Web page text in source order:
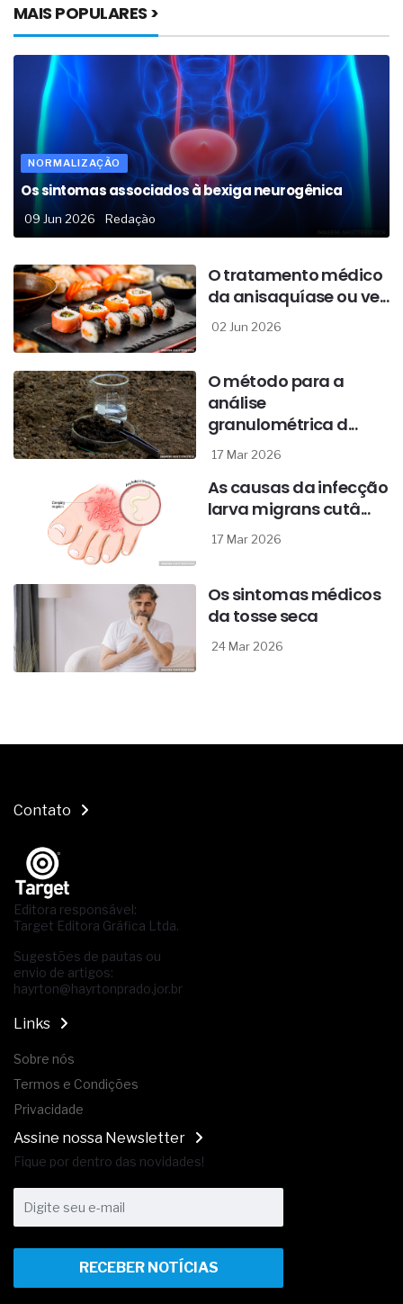
MAIS POPULARES >
NORMALIZAÇÃO
Os sintomas associados à bexiga neurogênica
09 Jun 2026 Redação
O tratamento médico
da anisaquíase ou ve...
02 Jun 2026
O método para a
análise
granulométrica d...
17 Mar 2026
As causas da infecção
larva migrans cutâ...
17 Mar 2026
Os sintomas médicos
da tosse seca
24 Mar 2026
Contato
Editora responsável:
Target Editora Gráfica Ltda.
Sugestões de pautas ou
envio de artigos:
hayrton@hayrtonprado.jor.br
Links
Sobre nós
Termos e Condições
Privacidade
Assine nossa Newsletter
Fique por dentro das novidades!
RECEBER NOTÍCIAS